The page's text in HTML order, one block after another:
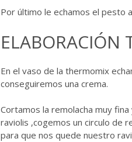
Por último le echamos el pesto
ELABORACIÓN
En el vaso de la thermomix
conseguiremos una crema.
Cortamos la remolacha muy
raviolis ,cogemos un circulo de
para que nos quede nuestro